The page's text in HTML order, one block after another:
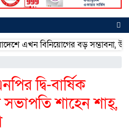
এখন বিনিয়োগের বড় সম্ভাবনা,
দ্বি-বার্ষিক
সভাপতি শাহেন শাহ্,